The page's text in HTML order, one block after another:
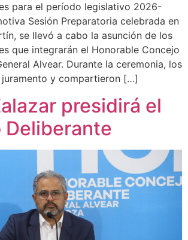
para el período legislativo 2026-
Sesión Preparatoria celebrada en
se llevó a cabo la asunción de los
que integrarán el Honorable Concejo
Alvear. Durante la ceremonia, los
y compartieron […]
presidirá el
Deliberante